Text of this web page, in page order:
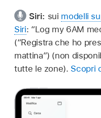
Siri: sui modelli
Siri: “Log my 6AM
(“Registra che ho
mattina”) (non
tutte le zone). Scopri